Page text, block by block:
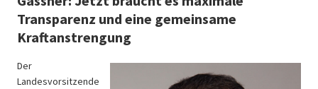
Transparenz und eine gemeinsame
Kraftanstrengung
Der
Landesvorsitzende